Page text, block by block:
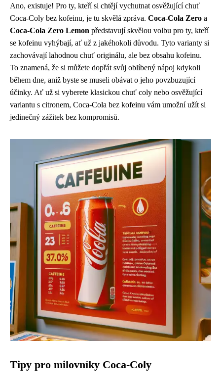
Ano, existuje! Pro ty, kteří si chtějí vychutnat osvěžující chuť
Coca-Coly bez kofeinu, je tu skvělá zpráva. Coca-Cola Zero a
Coca-Cola Zero Lemon představují skvělou volbu pro ty, kteří
se kofeinu vyhýbají, ať už z jakéhokoli důvodu. Tyto varianty si
zachovávají lahodnou chuť originálu, ale bez obsahu kofeinu.
To znamená, že si můžete dopřát svůj oblíbený nápoj kdykoli
během dne, aniž byste se museli obávat o jeho povzbuzující
účinky. Ať už si vyberete klasickou chuť coly nebo osvěžující
variantu s citronem, Coca-Cola bez kofeinu vám umožní užít si
jedinečný zážitek bez kompromisů.
Tipy pro milovníky Coca-Coly